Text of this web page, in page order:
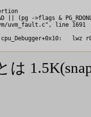
|| (pg ->flags &
line 1691
lwz
は